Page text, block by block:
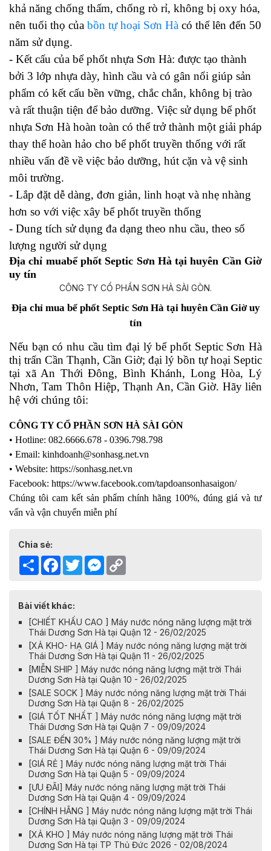
khả năng chống thấm, chống rò rỉ, không bị oxy hóa,
nên tuổi thọ của bồn tự hoại Sơn Hà có thể lên đến 50
năm sử dụng.
- Kết cấu của bể phốt nhựa Sơn Hà: được tạo thành
bởi 3 lớp nhựa dày, hình cầu và có gân nổi giúp sản
phẩm có kết cấu bền vững, chắc chắn, không bị trào
và rất thuận tiện để bảo dưỡng. Việc sử dụng bể phốt
nhựa Sơn Hà hoàn toàn có thể trở thành một giải pháp
thay thế hoàn hảo cho bể phốt truyền thống với rất
nhiều vấn đề về việc bảo dưỡng, hút cặn và vệ sinh
môi trường.
- Lắp đặt dễ dàng, đơn giản, linh hoạt và nhẹ nhàng
hơn so với việc xây bể phốt truyền thống
- Dung tích sử dụng đa dạng theo nhu cầu, theo số
lượng người sử dụng
Địa chỉ muabể phốt Septic Sơn Hà tại huyên Cần Giờ
uy tín
Địa chỉ mua bể phốt Septic Sơn Hà tại huyên Cần Giờ uy
tín
Nếu bạn có nhu cầu tìm đại lý bể phốt Septic Sơn Hà
thị trấn Cần Thạnh, Cần Giờ; đại lý bồn tự hoại Septic
tại xã An Thới Đông, Bình Khánh, Long Hòa, Lý
Nhơn, Tam Thôn Hiệp, Thạnh An, Cần Giờ. Hãy liên
hệ với chúng tôi:
CÔNG TY CỔ PHẦN SƠN HÀ SÀI GÒN
• Hotline: 082.6666.678 - 0396.798.798
• Email: kinhdoanh@sonhasg.net.vn
• Website: https://sonhasg.net.vn
Facebook: https://www.facebook.com/tapdoansonhasaigon/
Chúng tôi cam kết sản phẩm chính hãng 100%, đúng giá và tư
vấn và vận chuyển miễn phí
Chia sẻ:
Share Facebook
TwitterMessenger
Bài viết khác:
[CHIẾT KHẤU CAO ] Máy nước nóng năng lượng mặt trời
Thái Dương Sơn Hà tại Quận 12 - 26/02/2025
[XẢ KHO- HẠ GIÁ ] Máy nước nóng năng lượng mặt trời
Thái Dương Sơn Hà tại Quận 11 - 26/02/2025
[MIỄN SHIP ] Máy nước nóng năng lượng mặt trời Thái
Dương Sơn Hà tại Quận 10 - 26/02/2025
[SALE SOCK ] Máy nước nóng năng lượng mặt trời Thái
Dương Sơn Hà tại Quận 8 - 26/02/2025
[GIÁ TỐT NHẤT ] Máy nước nóng năng lượng mặt trời
Thái Dương Sơn Hà tại Quận 7 - 09/09/2024
[SALE ĐẾN 30% ] Máy nước nóng năng lượng mặt trời
Thái Dương Sơn Hà tại Quận 6 - 09/09/2024
[GIÁ RẺ ] Máy nước nóng năng lượng mặt trời Thái
Dương Sơn Hà tại Quận 5 - 09/09/2024
[ƯU ĐÃI] Máy nước nóng năng lượng mặt trời Thái
Dương Sơn Hà tại Quận 4 - 09/09/2024
[CHÍNH HÃNG ] Máy nước nóng năng lượng mặt trời Thái
Dương Sơn Hà tại Quận 3 - 09/09/2024
[XẢ KHO ] Máy nước nóng năng lượng mặt trời Thái
Dương Sơn Hà tại TP Thủ Đức 2026 - 02/08/2024